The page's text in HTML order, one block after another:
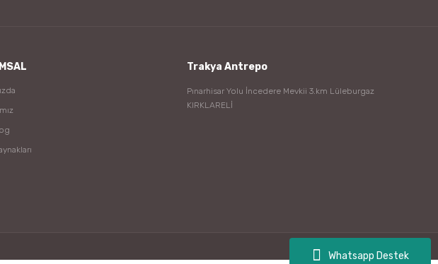
Whatsapp Destek
Trakya Antrepo
Pınarhisar Yolu İncedere Mevkii 3.km Lüleburgaz
KIRKLARELİ